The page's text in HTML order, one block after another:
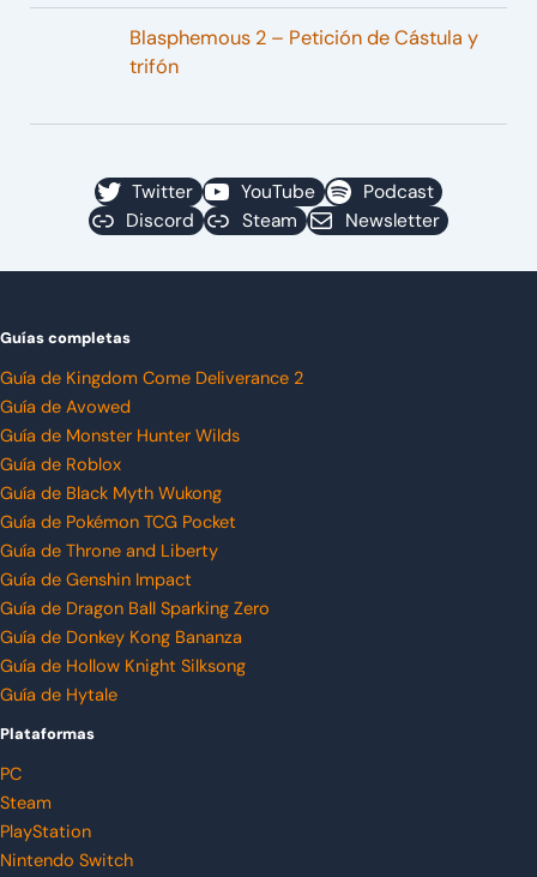
Blasphemous 2 – Petición de Cástula y
trifón
Twitter YouTube
Podcast
Discord
Steam Newsletter
Guías completas
Guía de Kingdom Come Deliverance 2
Guía de Avowed
Guía de Monster Hunter Wilds
Guía de Roblox
Guía de Black Myth Wukong
Guía de Pokémon TCG Pocket
Guía de Throne and Liberty
Guía de Genshin Impact
Guía de Dragon Ball Sparking Zero
Guía de Donkey Kong Bananza
Guía de Hollow Knight Silksong
Guía de Hytale
Plataformas
PC
Steam
PlayStation
Nintendo Switch